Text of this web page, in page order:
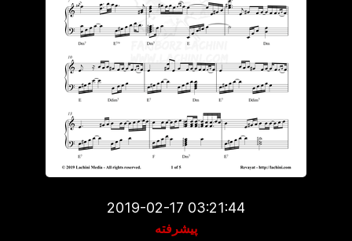
2019-02-17 03:21:44
پیشرفته